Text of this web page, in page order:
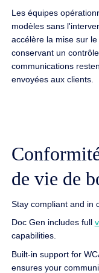
Les équipes
modèles sans
accélère la mise sur
conservant un
communications
envoyées aux clients.
de vie de
Stay compliant and in
Doc Gen includes full
capabilities.
Built-in support for
ensures your